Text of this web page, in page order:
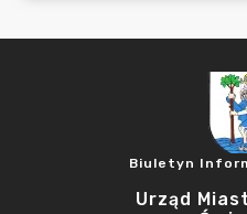
Biuletyn
Urząd